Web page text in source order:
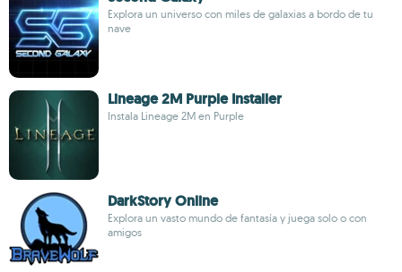
Explora un universo con miles de galaxias a bordo de tu
nave
Lineage 2M Purple Installer
Instala Lineage 2M en Purple
DarkStory Online
Explora un vasto mundo de fantasía y juega solo o con
amigos